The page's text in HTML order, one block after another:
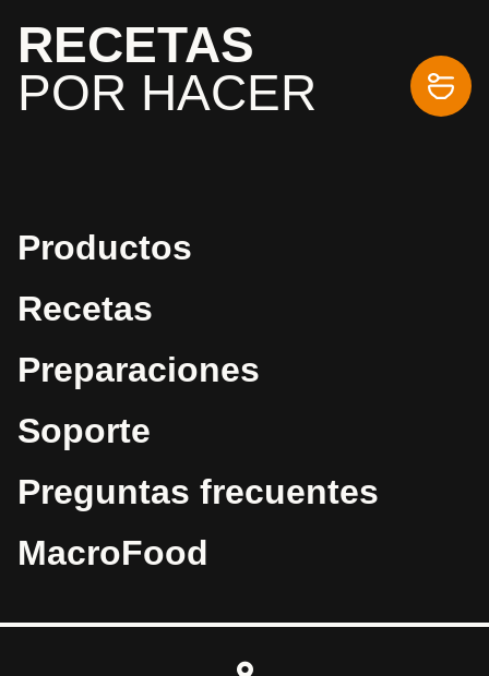
RECETAS
POR HACER
Productos
Recetas
Preparaciones
Soporte
Preguntas frecuentes
MacroFood